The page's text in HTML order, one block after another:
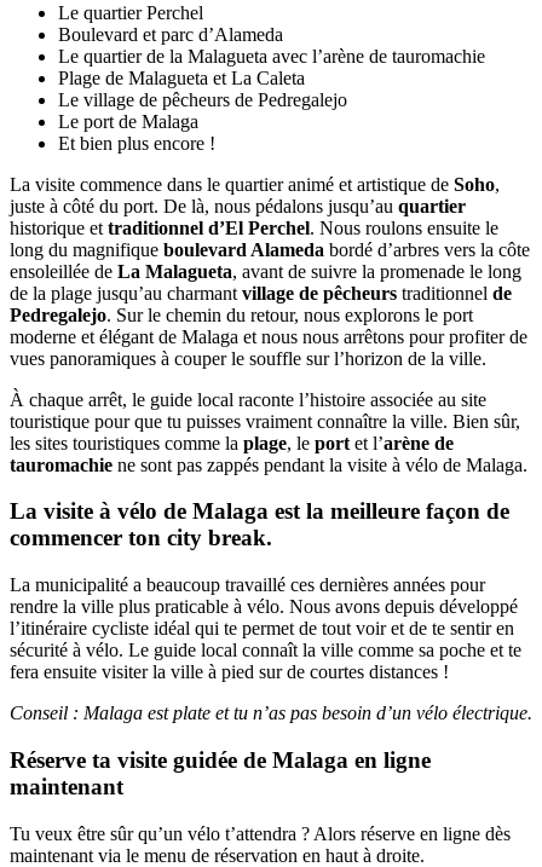
Le quartier Perchel
Boulevard et parc d’Alameda
Le quartier de la Malagueta avec l’arène de tauromachie
Plage de Malagueta et La Caleta
Le village de pêcheurs de Pedregalejo
Le port de Malaga
Et bien plus encore !
La visite commence dans le quartier animé et artistique de Soho,
juste à côté du port. De là, nous pédalons jusqu’au quartier
historique et traditionnel d’El Perchel. Nous roulons ensuite le
long du magnifique boulevard Alameda bordé d’arbres vers la côte
ensoleillée de La Malagueta, avant de suivre la promenade le long
de la plage jusqu’au charmant village de pêcheurs traditionnel de
Pedregalejo. Sur le chemin du retour, nous explorons le port
moderne et élégant de Malaga et nous nous arrêtons pour profiter de
vues panoramiques à couper le souffle sur l’horizon de la ville.
À chaque arrêt, le guide local raconte l’histoire associée au site
touristique pour que tu puisses vraiment connaître la ville. Bien sûr,
les sites touristiques comme la plage, le port et l’arène de
tauromachie ne sont pas zappés pendant la visite à vélo de Malaga.
La visite à vélo de Malaga est la meilleure façon de
commencer ton city break.
La municipalité a beaucoup travaillé ces dernières années pour
rendre la ville plus praticable à vélo. Nous avons depuis développé
l’itinéraire cycliste idéal qui te permet de tout voir et de te sentir en
sécurité à vélo. Le guide local connaît la ville comme sa poche et te
fera ensuite visiter la ville à pied sur de courtes distances !
Conseil : Malaga est plate et tu n’as pas besoin d’un vélo électrique.
Réserve ta visite guidée de Malaga en ligne
maintenant
Tu veux être sûr qu’un vélo t’attendra ? Alors réserve en ligne dès
maintenant via le menu de réservation en haut à droite.